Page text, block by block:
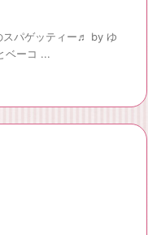
スパゲッティー♬ by ゆ
ベーコ ...